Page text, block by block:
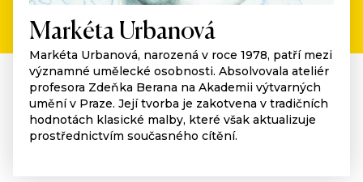
Markéta Urbanová
Markéta Urbanová, narozená v roce 1978, patří mezi
významné umělecké osobnosti. Absolvovala ateliér
profesora Zdeňka Berana na Akademii výtvarných
umění v Praze. Její tvorba je zakotvena v tradičních
hodnotách klasické malby, které však aktualizuje
prostřednictvím současného cítění.